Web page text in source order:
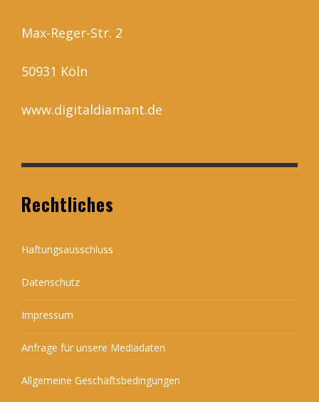
Max-Reger-Str. 2
50931 Köln
www.digitaldiamant.de
Rechtliches
Haftungsausschluss
Datenschutz
Impressum
Anfrage für unsere Mediadaten
Allgemeine Geschäftsbedingungen